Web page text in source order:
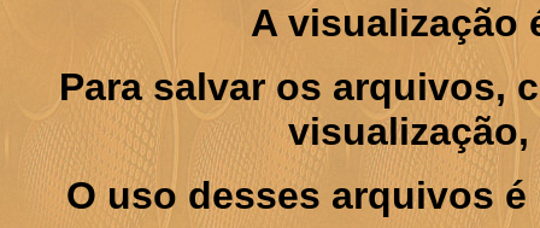
A visualização
Para salvar os arquivos,
O uso desses arquivos